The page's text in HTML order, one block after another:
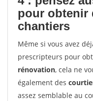
pour obtenir
chantiers
Même si vous avez
prescripteurs pour
rénovation, cela ne
également des
assez semblable au